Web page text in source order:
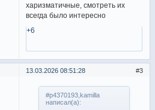
харизматичные, смотреть их
всегда было интересно
+6
3
13.03.2026 08:51:28
#p4370193,kamilla
написал(а):